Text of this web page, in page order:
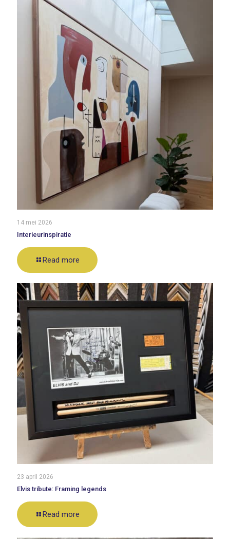
14 mei 2026
Interieurinspiratie
Read more
23 april 2026
Elvis tribute: Framing legends
Read more